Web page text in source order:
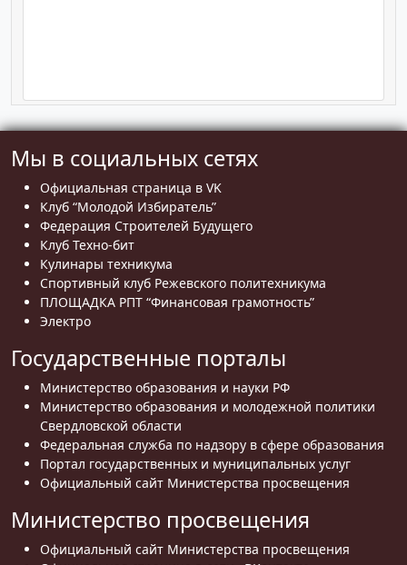
Мы в социальных сетях
Официальная страница в VK
Клуб “Молодой Избиратель”
Федерация Строителей Будущего
Клуб Техно-бит
Кулинары техникума
Спортивный клуб Режевского политехникума
ПЛОЩАДКА РПТ “Финансовая грамотность”
Электро
Государственные порталы
Министерство образования и науки РФ
Министерство образования и молодежной политики
Свердловской области
Федеральная служба по надзору в сфере образования
Портал государственных и муниципальных услуг
Официальный сайт Министерства просвещения
Министерство просвещения
Официальный сайт Министерства просвещения